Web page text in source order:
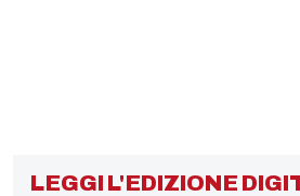
LEGGI L'EDIZIONE